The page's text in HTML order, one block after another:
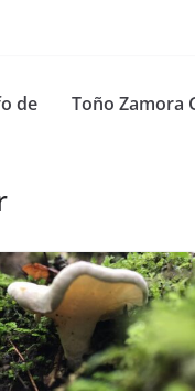
de
Toño Zamora